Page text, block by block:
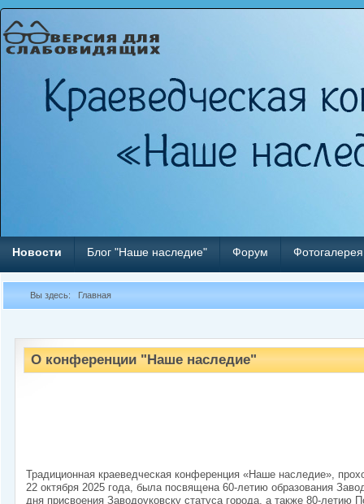
Новости Блог "Наше наследие" Форум Фотогалерея
Вы здесь: Главная
О конференции "Наше наследие"
Традиционная краеведческая конференция «Наше наследие»,
22 октября 2025 года, была посвящена 60-летию образования
дня присвоения Заводоуковску статуса города, а также 80-летию